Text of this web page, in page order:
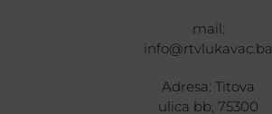
mail:
info@rtvlukavac.ba
Adresa: Titova
ulica bb, 75300